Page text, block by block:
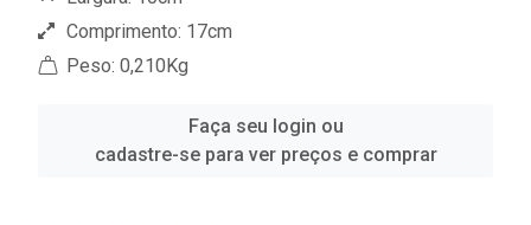
Comprimento: 17cm
Peso: 0,210Kg
Faça seu login ou
cadastre-se para ver preços e comprar